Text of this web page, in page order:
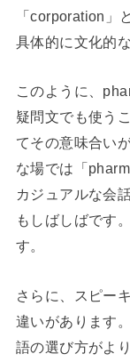
「corporation」
具体的に文化的
このように、
疑問文でも使う
てその意味合い
な場では「
カジュアルな会
もしばしばです
す。
さらに、スピー
違いがあります
語の選び方がよ